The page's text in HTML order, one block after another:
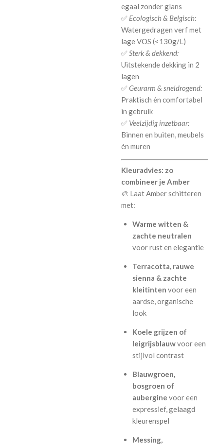
egaal zonder glans
✅ Ecologisch & Belgisch:
Watergedragen verf met
lage VOS (<130g/L)
✅Sterk & dekkend:
Uitstekende dekking in 2
lagen
✅Geurarm & sneldrogend:
Praktisch én comfortabel
in gebruik
✅ Veelzijdig inzetbaar:
Binnen en buiten, meubels
én muren
Kleuradvies: zo
combineer je Amber
🎨 Laat Amber schitteren
met:
Warme witten &
zachte neutralen
voor rust en elegantie
Terracotta, rauwe
sienna & zachte
kleitinten voor een
aardse, organische
look
Koele grijzen of
leigrijsblauwvoor een
stijlvol contrast
Blauwgroen,
bosgroen of
aubergine voor een
expressief, gelaagd
kleurenspel
Messing,